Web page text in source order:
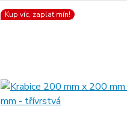
Kup víc, zaplať mín!